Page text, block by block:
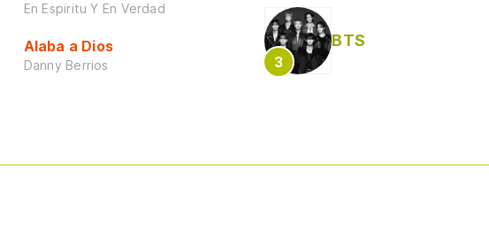
En Espiritu Y En Verdad
Alaba a Dios
Danny Berrios
BTS